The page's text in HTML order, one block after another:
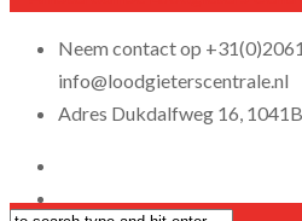
Neem contact op
info@loodgieterscentrale.nl
Adres Dukdalfweg 16,